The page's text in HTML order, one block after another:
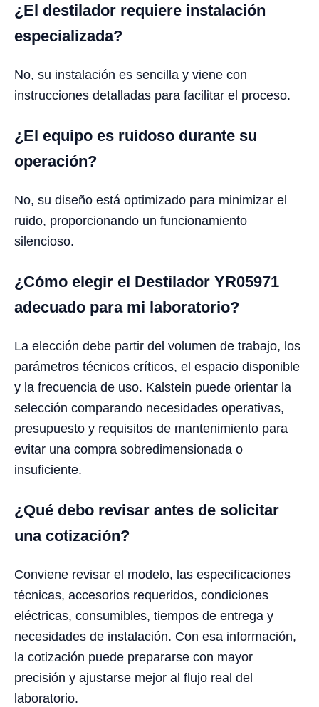
¿El destilador requiere instalación
especializada?
No, su instalación es sencilla y viene con
instrucciones detalladas para facilitar el proceso.
¿El equipo es ruidoso durante su
operación?
No, su diseño está optimizado para minimizar el
ruido, proporcionando un funcionamiento
silencioso.
¿Cómo elegir el Destilador YR05971
adecuado para mi laboratorio?
La elección debe partir del volumen de trabajo, los
parámetros técnicos críticos, el espacio disponible
y la frecuencia de uso. Kalstein puede orientar la
selección comparando necesidades operativas,
presupuesto y requisitos de mantenimiento para
evitar una compra sobredimensionada o
insuficiente.
¿Qué debo revisar antes de solicitar
una cotización?
Conviene revisar el modelo, las especificaciones
técnicas, accesorios requeridos, condiciones
eléctricas, consumibles, tiempos de entrega y
necesidades de instalación. Con esa información,
la cotización puede prepararse con mayor
precisión y ajustarse mejor al flujo real del
laboratorio.